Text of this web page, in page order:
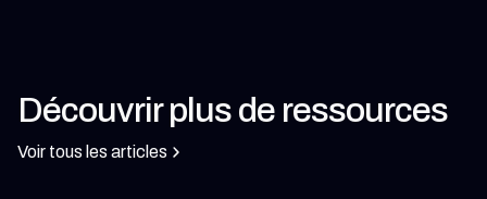
Découvrir plus de ressources
Voir tous les articles